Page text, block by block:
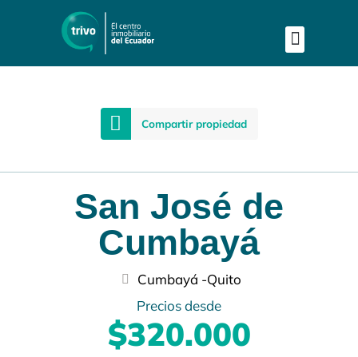
Compartir propiedad
San José de
Cumbayá
Cumbayá -Quito
Precios desde
$320.000